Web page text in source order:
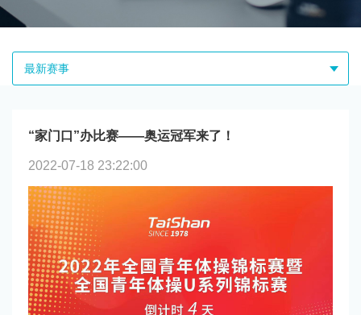
最新赛事
“家门口”办比赛——奥运冠军来了！
2022-07-18 23:22:00